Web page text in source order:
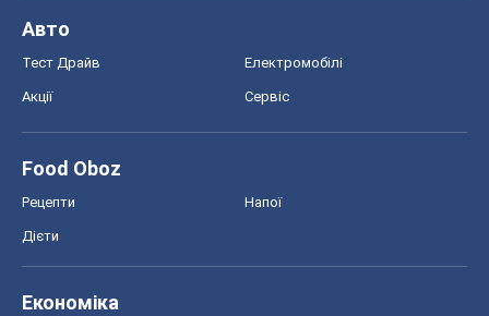
Авто
Тест Драйв Електромобілі
Акції Сервіс
Food Oboz
Рецепти Напої
Дієти
Економіка